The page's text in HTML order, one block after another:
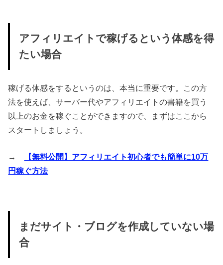
アフィリエイトで稼げるという体感を得
たい場合
稼げる体感をするというのは、本当に重要です。この方
法を使えば、サーバー代やアフィリエイトの書籍を買う
以上のお金を稼ぐことができますので、まずはここから
スタートしましょう。
→
【無料公開】アフィリエイト初心者でも簡単に10万
円稼ぐ方法
まだサイト・ブログを作成していない場
合